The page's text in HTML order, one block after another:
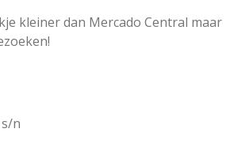
kleiner dan Mercado Central maar
n